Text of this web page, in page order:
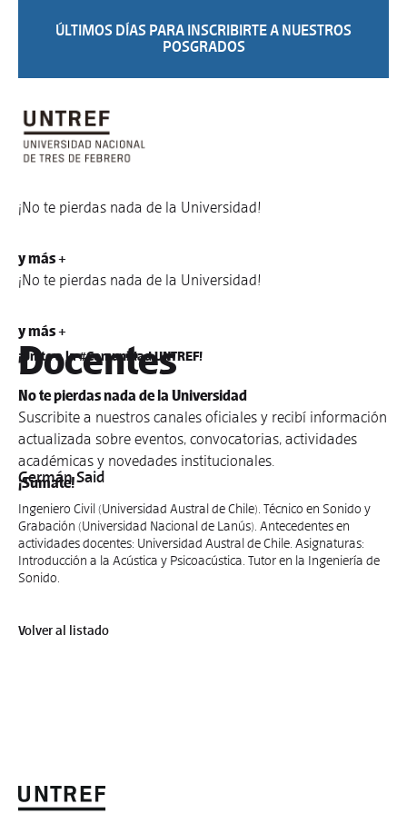
ÚLTIMOS DÍAS PARA INSCRIBIRTE A NUESTROS
POSGRADOS
¡No te pierdas nada de la Universidad!
y más +
¡No te pierdas nada de la Universidad!
y más +
¡Unite a la #Comunidad UNTREF!
No te pierdas nada de la Universidad
Suscribite a nuestros canales oficiales y recibí información
actualizada sobre eventos, convocatorias, actividades
académicas y novedades institucionales.
¡Sumate!
Docentes
Germán Said
Ingeniero Civil (Universidad Austral de Chile). Técnico en Sonido y
Grabación (Universidad Nacional de Lanús). Antecedentes en
actividades docentes: Universidad Austral de Chile. Asignaturas:
Introducción a la Acústica y Psicoacústica. Tutor en la Ingeniería de
Sonido.
Volver al listado